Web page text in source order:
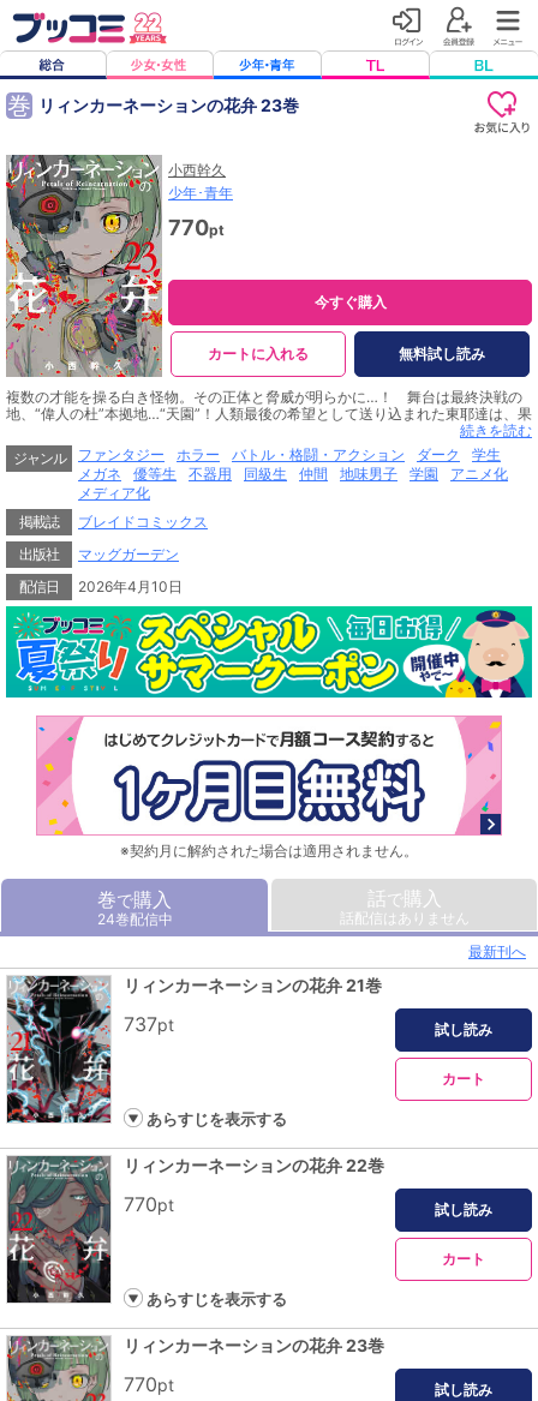
巻 リィンカーネーションの花弁 23巻
小西幹久
少年･青年
770pt
今すぐ購入
カートに入れる 無料試し読み
複数の才能を操る白き怪物。その正体と脅威が明らかに…！ 舞台は最終決戦の
地、“偉人の杜”本拠地…“天園”！人類最後の希望として送り込まれた東耶達は、果
たして人類の救世主となりうるのか！それとも複才の怪物の前に、赤き花弁と散
り果てるのか！ついにクライマックス突入、激闘に次ぐ激闘の白熱最新刊！
続きを読む
ジャンル
ファンタジー ホラー バトル・格闘・アクション ダーク
学生
メガネ
優等生 不器用 同級生 仲間 地味男子 学園
アニメ化
メディア化
掲載誌
ブレイドコミックス
出版社
マッグガーデン
配信日
2026年4月10日
※契約月に解約された場合は適用されません。
巻で購入
24巻配信中
話で購入
話配信はありません
最新刊へ
リィンカーネーションの花弁 21巻
737pt 試し読み
カート
あらすじを表示する
リィンカーネーションの花弁 22巻
770pt 試し読み
カート
あらすじを表示する
リィンカーネーションの花弁 23巻
770pt 試し読み